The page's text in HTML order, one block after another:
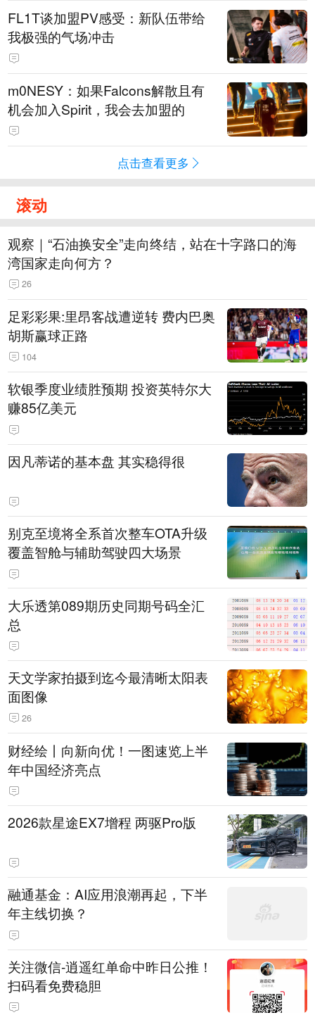
FL1T谈加盟PV感受：新队伍带给
我极强的气场冲击
m0NESY：如果Falcons解散且有
机会加入Spirit，我会去加盟的
点击查看更多
滚动
观察｜“石油换安全”走向终结，站在十字路口的海
湾国家走向何方？
26
足彩彩果:里昂客战遭逆转 费内巴奥
胡斯赢球正路
104
软银季度业绩胜预期 投资英特尔大
赚85亿美元
因凡蒂诺的基本盘 其实稳得很
别克至境将全系首次整车OTA升级
覆盖智舱与辅助驾驶四大场景
大乐透第089期历史同期号码全汇
总
天文学家拍摄到迄今最清晰太阳表
面图像
26
财经绘丨向新向优！一图速览上半
年中国经济亮点
2026款星途EX7增程 两驱Pro版
融通基金：AI应用浪潮再起，下半
年主线切换？
关注微信-逍遥红单命中昨日公推！
扫码看免费稳胆